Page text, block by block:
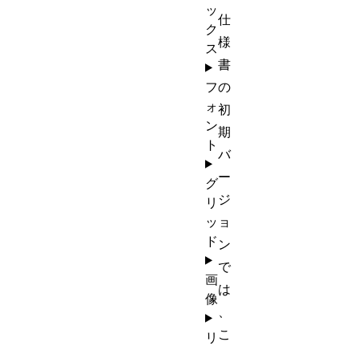
仕
様
書
の
初
期
バ
ー
ジ
ョ
ン
で
は
、
こ
ッ
ク
ス
フ
ォ
ン
ト
グ
リ
ッ
ド
画
像
リ